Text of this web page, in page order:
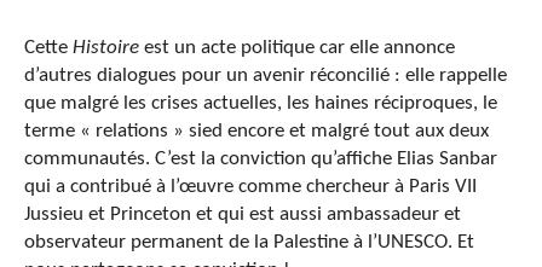
Cette Histoire est un acte politique car elle annonce
d’autres dialogues pour un avenir réconcilié : elle rappelle
que malgré les crises actuelles, les haines réciproques, le
terme « relations » sied encore et malgré tout aux deux
communautés. C’est la conviction qu’affiche Elias Sanbar
qui a contribué à l’œuvre comme chercheur à Paris VII
Jussieu et Princeton et qui est aussi ambassadeur et
observateur permanent de la Palestine à l’UNESCO. Et